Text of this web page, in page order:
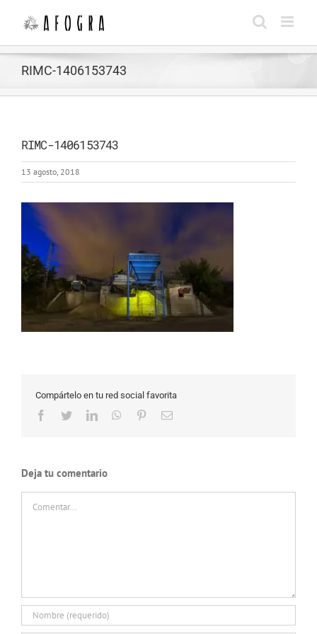
contenido
RIMC-1406153743
RIMC-1406153743
13 agosto, 2018
Compártelo en tu red social favorita
Facebook
TwitterLinkedInWhatsApp
PinterestCorreo
Deja tu comentario